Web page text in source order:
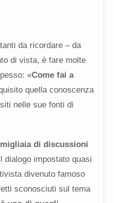
da ricordare – da
di vista, è fare molte
«Come fai a
quella conoscenza
nelle sue fonti di
migliaia di discussioni
dialogo impostato quasi
divenuto famoso
sconosciuti sul tema